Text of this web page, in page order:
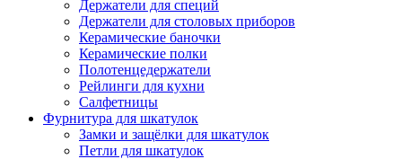
Держатели для специй
Держатели для столовых приборов
Керамические баночки
Керамические полки
Полотенцедержатели
Рейлинги для кухни
Салфетницы
Фурнитура для шкатулок
Замки и защёлки для шкатулок
Петли для шкатулок